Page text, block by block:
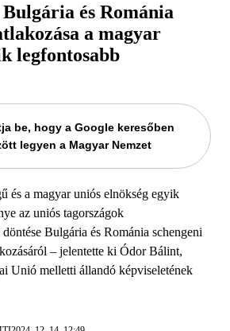
és Románia
a magyar
legfontosabb
be, hogy a Google keresőben
legyen a Magyar Nemzet
és a magyar uniós elnökség egyik
az uniós tagországok
Bulgária és Románia schengeni
– jelentette ki Ódor Bálint,
Unió melletti állandó képviseletének